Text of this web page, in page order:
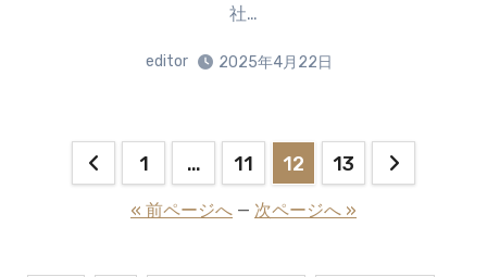
社…
editor 2025年4月22日
1 … 11 12 13
« 前ページへ — 次ページへ »